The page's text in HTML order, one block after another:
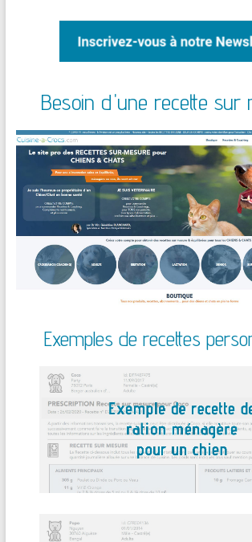
Besoin d'une recette sur
Exemples de recettes